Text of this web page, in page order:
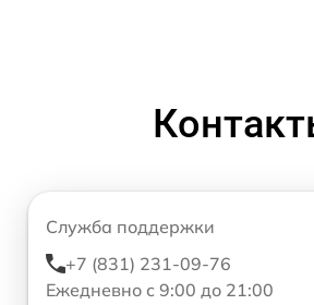
Служба поддержки
+7 (831) 231-09-76
Ежедневно с 9:00 до 21:00